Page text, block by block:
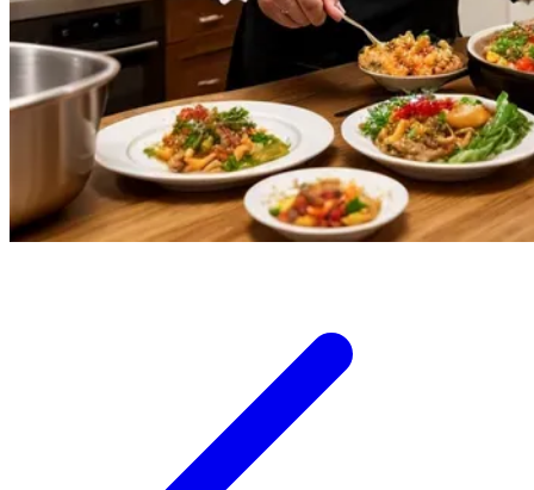
TY Toys
U
V
Veja